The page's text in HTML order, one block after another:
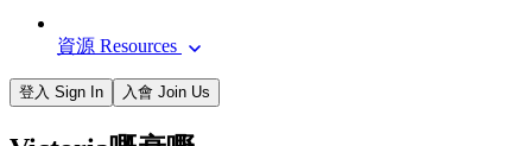
資源 Resources
登入 Sign In 入會 Join Us